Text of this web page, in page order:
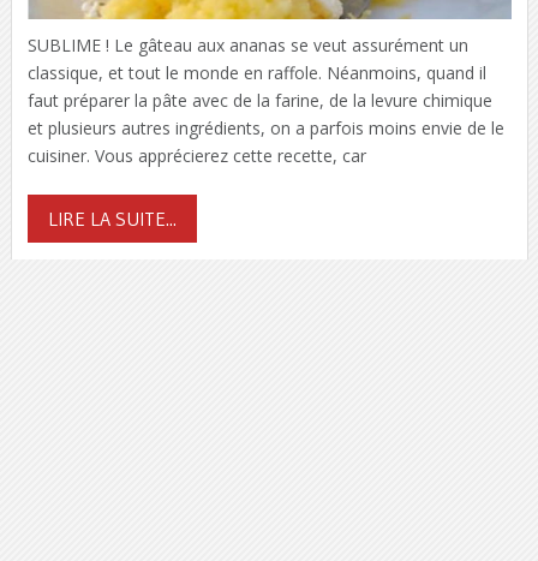
SUBLIME ! Le gâteau aux ananas se veut assurément un
classique, et tout le monde en raffole. Néanmoins, quand il
faut préparer la pâte avec de la farine, de la levure chimique
et plusieurs autres ingrédients, on a parfois moins envie de le
cuisiner. Vous apprécierez cette recette, car
LIRE LA SUITE...